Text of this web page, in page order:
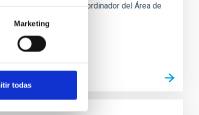
Marketing
todas
del IAC y coordinador del Área de
rocosos en zonas